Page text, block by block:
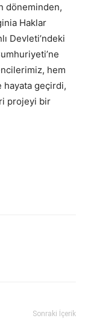
döneminden,
Haklar
Devleti’ndeki
hem
hayata geçirdi,
projeyi bir
Sonraki İçerik